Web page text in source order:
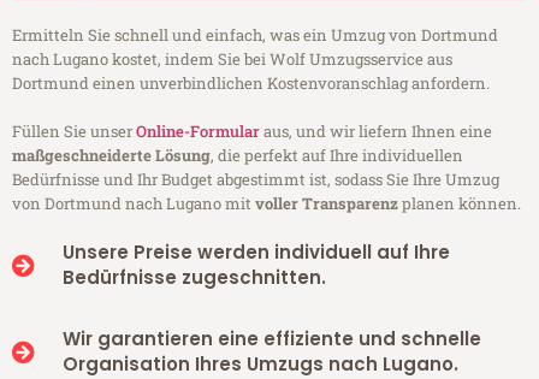
Ermitteln Sie schnell und einfach, was ein Umzug von Dortmund
nach Lugano kostet, indem Sie bei Wolf Umzugsservice aus
Dortmund einen unverbindlichen Kostenvoranschlag anfordern.
Füllen Sie unserOnline-Formularaus, und wir liefern Ihnen eine
maßgeschneiderte Lösung, die perfekt auf Ihre individuellen
Bedürfnisse und Ihr Budget abgestimmt ist, sodass Sie Ihre Umzug
von Dortmund nach Lugano mitvoller Transparenzplanen können.
Unsere Preise werden individuell auf Ihre
Bedürfnisse zugeschnitten.
Wir garantieren eine effiziente und schnelle
Organisation Ihres Umzugs nach Lugano.